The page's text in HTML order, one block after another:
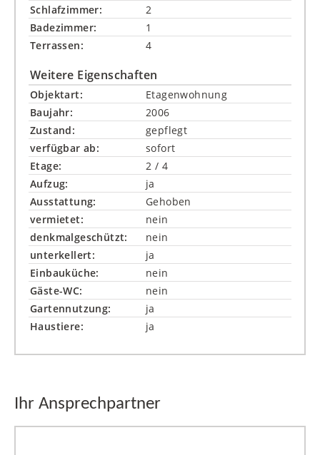
Schlafzimmer:
2
Badezimmer:
1
Terrassen:
4
Weitere Eigenschaften
Objektart:
Etagenwohnung
Baujahr:
2006
Zustand:
gepflegt
verfügbar ab:
sofort
Etage:
2 / 4
Aufzug:
ja
Ausstattung:
Gehoben
vermietet:
nein
denkmalgeschützt:
nein
unterkellert:
ja
Einbauküche:
nein
Gäste-WC:
nein
Gartennutzung:
ja
Haustiere:
ja
Ihr Ansprechpartner